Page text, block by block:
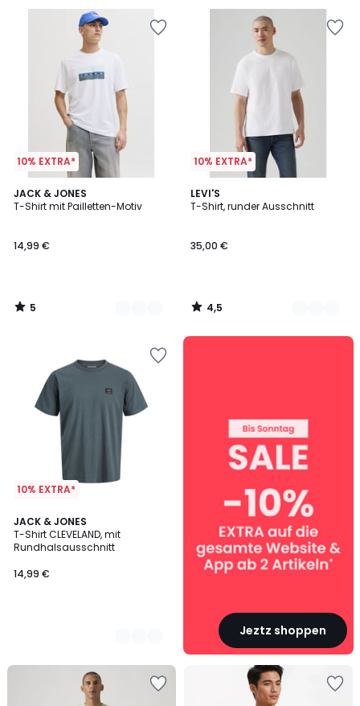
10% EXTRA*
JACK & JONES
T-Shirt mit Pailletten-Motiv
14,99 €
5
/
3
Farben
5
/
10% EXTRA*
LEVI'S
T-Shirt, runder Ausschnitt
35,00 €
4,5
/ 5
3
Farben
4,5
/
10% EXTRA*
JACK & JONES
T-Shirt CLEVELAND, mit
Rundhalsausschnitt
14,99 €
3
Farben
Jeztz shoppen
SALE
Artikeln*